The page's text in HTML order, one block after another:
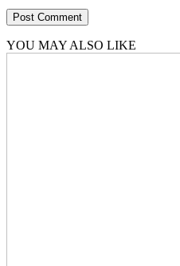
YOU MAY ALSO LIKE